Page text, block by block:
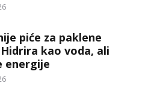
piće za paklene
kao voda, ali
energije